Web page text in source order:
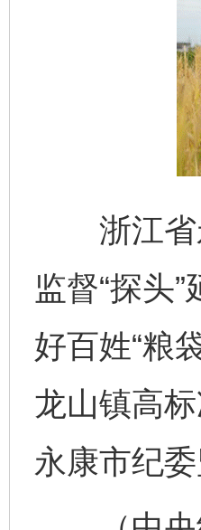
浙江省永
监督“探头
好百姓“粮
龙山镇高
永康市纪